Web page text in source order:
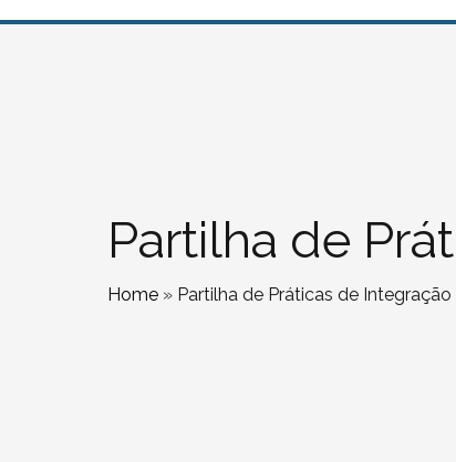
Partilha de
Home » Partilha de Práticas de